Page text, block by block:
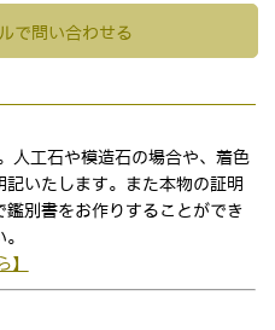
で問い合わせる
人工石や模造石の場合や、着色
いたします。また本物の証明
別書をお作りすることができ
】